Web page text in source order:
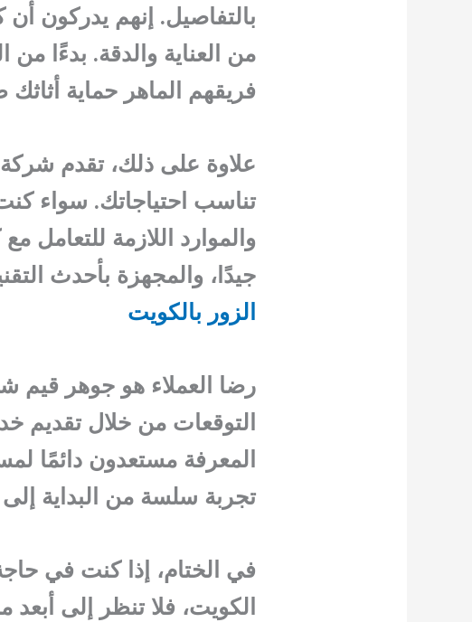
بالتفاصيل. إنهم يدركون
من العناية والدقة. بدءًا من
فريقهم الماهر حماية أثاثك
علاوة على ذلك، تقدم
تناسب احتياجاتك. سواء
والموارد اللازمة
جيدًا، والمجهزة بأحدث
الزور بالكويت
رضا العملاء هو جوهر قيم
التوقعات من خلال تقديم
المعرفة مستعدون دائمًا
تجربة سلسة من البداية إلى
في الختام، إذا كنت في
الكويت، فلا تنظر إلى